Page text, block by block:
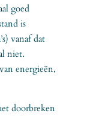
goed
is
vanaf dat
niet.
energieën,
doorbreken